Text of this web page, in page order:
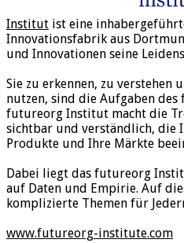
Institut ist eine
Innovationsfabrik aus
und Innovationen seine
Sie zu erkennen, zu verstehen
nutzen, sind die Aufgaben
futureorg Institut macht die
sichtbar und verständlich, die
Produkte und Ihre Märkte
Dabei liegt das futureorg
auf Daten und Empirie. Auf
komplizierte Themen für
www.futureorg-institute.com